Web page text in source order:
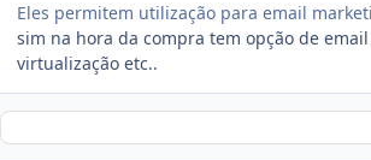
Eles permitem utilização para email
sim na hora da compra tem opção de
virtualização etc..